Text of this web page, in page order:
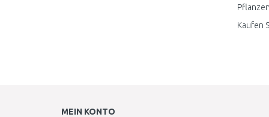
Kaufen
MEIN KONTO